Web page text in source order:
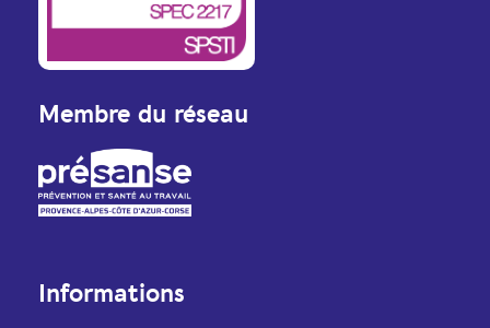
Membre du réseau
Informations